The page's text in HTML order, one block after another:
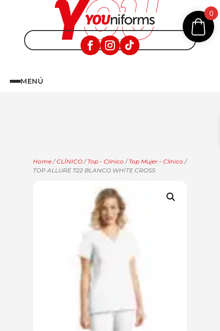
MENÚ
Home /CLÍNICO /Top - Clínico /Top Mujer - Clínico /
TOP ALLURE 722 BLANCO WHITE CROSS
0